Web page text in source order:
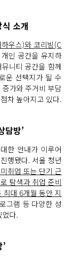
소개
우스)와 코리빙(C
인 공간을 유지하
니티 공간을 함께
운 선택지가 될 수
가와 주거비 부담
차 높아지고 있다.
담방’
한 안내가 이루어
행됐다. 서울 청년
취업 또는 단기 근
탐색과 취업 준비
대 6개월 동안 지
그램 등 다양한 성
었다.